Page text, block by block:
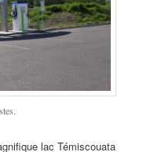
lac Témiscouata